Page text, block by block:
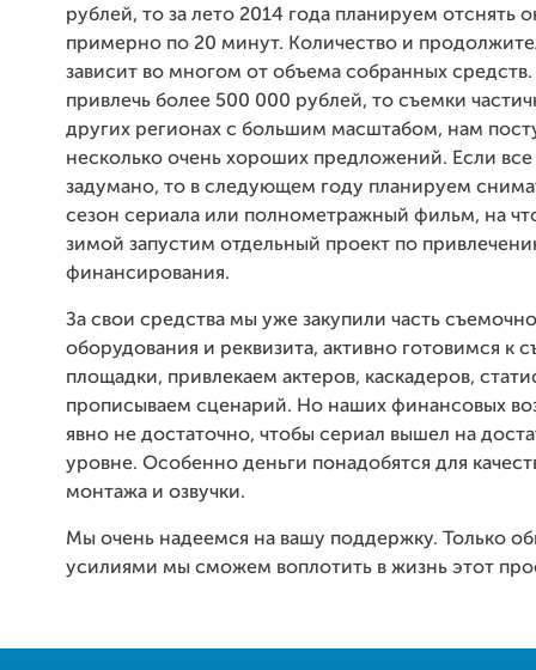
рублей, то за лето 2014 года планируем отснять
примерно по 20 минут. Количество и
зависит во многом от объема собранных
привлечь более 500 000 рублей, то съемки
других регионах с большим масштабом, нам
несколько очень хороших предложений. Если все
задумано, то в следующем году планируем
сезон сериала или полнометражный фильм, на
зимой запустим отдельный проект по
финансирования.
За свои средства мы уже закупили часть
оборудования и реквизита, активно готовимся к
площадки, привлекаем актеров, каскадеров,
прописываем сценарий. Но наших финансовых
явно не достаточно, чтобы сериал вышел на
уровне. Особенно деньги понадобятся для
монтажа и озвучки.
Мы очень надеемся на вашу поддержку. Только
усилиями мы сможем воплотить в жизнь этот